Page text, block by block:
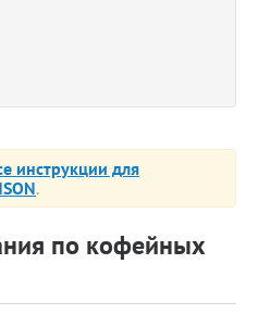
инструкции для
.
по кофейных